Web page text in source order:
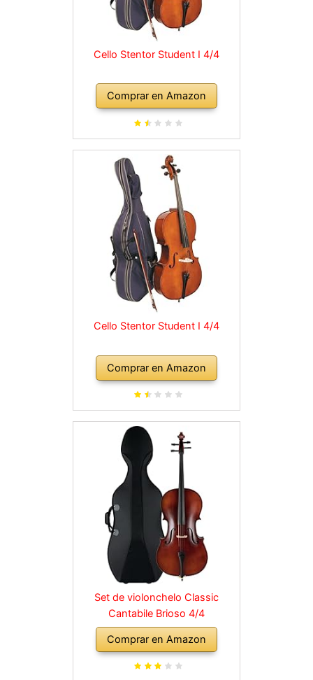
Cello Stentor Student I 4/4
Comprar en Amazon
Cello Stentor Student I 4/4
Comprar en Amazon
Set de violonchelo Classic
Cantabile Brioso 4/4
Comprar en Amazon